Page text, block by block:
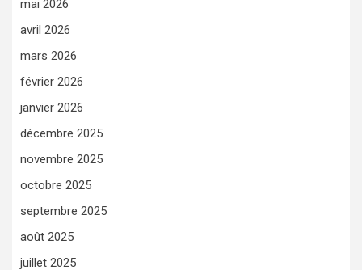
mai 2026
avril 2026
mars 2026
février 2026
janvier 2026
décembre 2025
novembre 2025
octobre 2025
septembre 2025
août 2025
juillet 2025